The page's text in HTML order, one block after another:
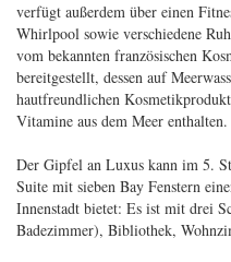
verfügt außerdem über einen
Whirlpool sowie verschiedene
vom bekannten französischen
bereitgestellt, dessen auf
hautfreundlichen
Vitamine aus dem Meer enthalten.
Der Gipfel an Luxus kann im 5.
Suite mit sieben Bay Fenstern
Innenstadt bietet: Es ist mit drei
Badezimmer), Bibliothek,